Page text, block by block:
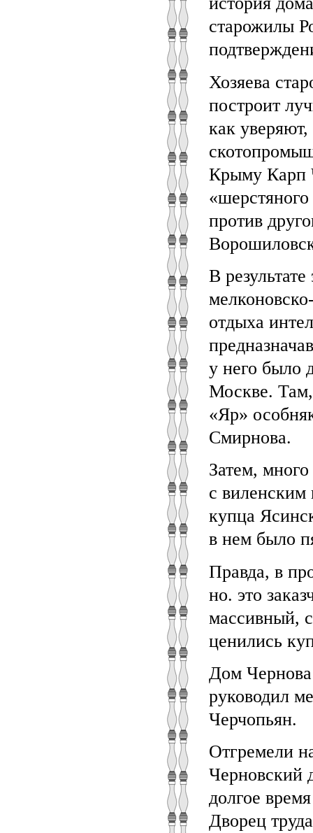
старожилы
Хозяева
построит
как
Крыму Карп
против
В
отдыха
у него было
Москве. Там,
«Яр»
Смирнова.
Затем,
с
купца
в нем было
Правда, в
но. это
массивный,
ценились
Дом Чернова
руководил
Черчопьян.
Отгремели
Черновский
долгое
Дворец